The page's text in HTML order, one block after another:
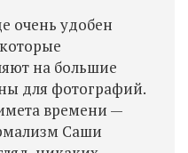
очень удобен
на большие
для фотографий.
времени —
Саши